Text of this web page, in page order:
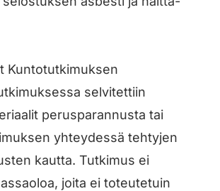
Kuntotutkimuksen
selvitettiin
perusparannusta tai
yhteydessä tehtyjen
kautta. Tutkimus ei
joita ei toteutetuin